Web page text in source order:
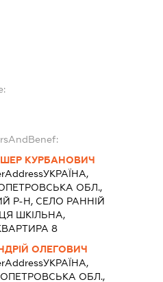
КУРБАНОВИЧ
УКРАЇНА,
ОБЛ.,
Р-Н, СЕЛО РАННІЙ
ШКІЛЬНА,
8
ОЛЕГОВИЧ
УКРАЇНА,
ОБЛ.,